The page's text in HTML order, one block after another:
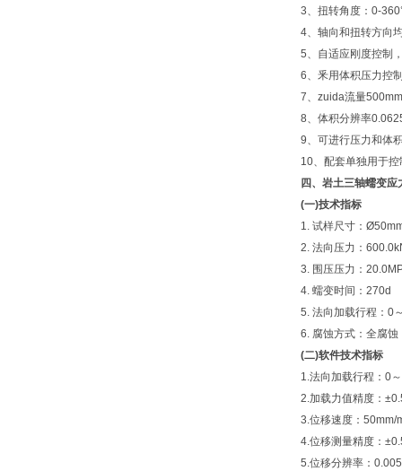
3、扭转角度：0-
4、轴向和扭转方向
5、自适应刚度控制
6、釆用体积压力控
7、zuida流量
8、体积分辨率
9、可进行压力和体
10、配套单独用于
四、岩土三轴蠕变
(一)技术指标
1. 试样尺寸：
2. 法向压力：
3. 围压压力：
4. 蠕变时间：270d
5. 法向加载行程：0
6. 腐蚀方式：全腐
(二)软件技术指标
1.法向加载行程：0
2.加载力值精度：
3.位移速度：50mm/
4.位移测量精度：
5.位移分辨率：